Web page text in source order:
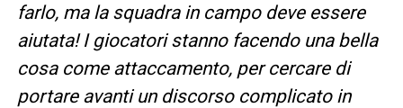
farlo, ma la squadra in campo deve essere
aiutata! I giocatori stanno facendo una bella
cosa come attaccamento, per cercare di
portare avanti un discorso complicato in